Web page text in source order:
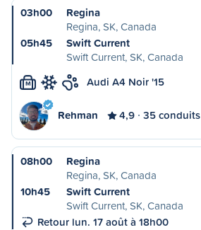
03h00
Regina
Regina, SK, Canada
05h45
Swift Current
Swift Current, SK, Canada
M Audi A4 Noir '15
Rehman 4,9 35 conduits
08h00
Regina
Regina, SK, Canada
10h45
Swift Current
Swift Current, SK, Canada
Retour lun. 17 août à 18h00